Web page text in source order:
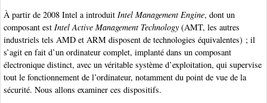
À partir de 2008 Intel a introduit Intel Management Engine, dont un
composant est Intel Active Management Technology (AMT, les autres
industriels tels AMD et ARM disposent de technologies équivalentes) ; il
s’agit en fait d’un ordinateur complet, implanté dans un composant
électronique distinct, avec un véritable système d’exploitation, qui supervise
tout le fonctionnement de l’ordinateur, notamment du point de vue de la
sécurité. Nous allons examiner ces dispositifs.